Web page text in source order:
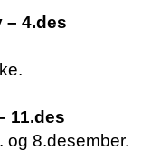
– 4.des
11.des
og 8.desember.